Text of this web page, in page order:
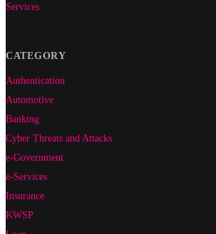
Services
CATEGORY
Authentication
Automotive
Banking
Cyber Threats and Attacks
e-Government
e-Services
Insurance
KWSP